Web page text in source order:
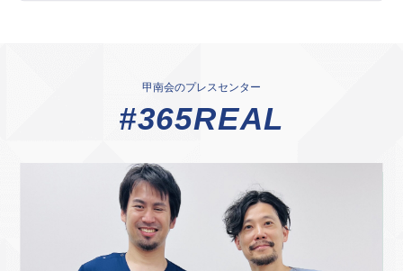
甲南会のプレスセンター
#365REAL